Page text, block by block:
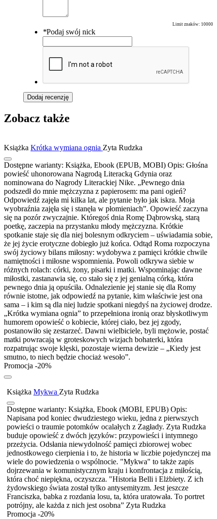
Limit znaków: 10000
*Podaj swój nick
Dodaj recenzję
Zobacz także
Książka Krótka wymiana ognia Zyta Rudzka
Dostępne warianty: Książka, Ebook (EPUB, MOBI) Opis: Głośna
powieść uhonorowana Nagrodą Literacką Gdynia oraz
nominowana do Nagrody Literackiej Nike. „Pewnego dnia
podszedł do mnie mężczyzna z papierosem: ma pani ogień?
Odpowiedź zajęła mi kilka lat, ale pytanie było jak iskra. Moja
wyobraźnia zajęła się i stanęła w płomieniach”. Opowieść zaczyna
się na pozór zwyczajnie. Któregoś dnia Romę Dąbrowską, starą
poetkę, zaczepia na przystanku młody mężczyzna. Krótkie
spotkanie staje się dla niej bolesnym odkryciem – uświadamia sobie,
że jej życie erotyczne dobiegło już końca. Odtąd Roma rozpoczyna
swój życiowy bilans miłosny: wydobywa z pamięci krótkie chwile
namiętności i miłosne wspomnienia. Powoli odkrywa siebie w
różnych rolach: córki, żony, pisarki i matki. Wspominając dawne
miłostki, zastanawia się, co stało się z jej genialną córką, która
pewnego dnia ją opuściła. Odnalezienie jej stanie się dla Romy
równie istotne, jak odpowiedź na pytanie, kim właściwie jest ona
sama – i kim są dla niej ludzie spotkani niegdyś na życiowej drodze.
„Krótka wymiana ognia” to przepełniona ironią oraz błyskotliwym
humorem opowieść o kobiecie, której ciało, bez jej zgody,
postanowiło się zestarzeć. Dawni wielbiciele, byli mężowie, postać
matki powracają w groteskowych wizjach bohaterki, która
rozpatrując swoje klęski, pozostaje wierna dewizie – „Kiedy jest
smutno, to niech będzie chociaż wesoło”.
Promocja -20%
Książka Mykwa Zyta Rudzka
Dostępne warianty: Książka, Ebook (MOBI, EPUB) Opis:
Napisana pod koniec dwudziestego wieku, jedna z pierwszych
powieści o traumie potomków ocalałych z Zagłady. Zyta Rudzka
buduje opowieść z dwóch języków: przypowieści i intymnego
przeżycia. Odsłania niewydolność pamięci zbiorowej wobec
jednostkowego cierpienia i to, że historia w liczbie pojedynczej ma
wiele do powiedzenia o wspólnocie. "Mykwa" to także zapis
dojrzewania w komunistycznym kraju i konfrontacja z miłością,
która choć niepiękna, oczyszcza. "Historia Belli i Elżbiety. Z ich
żydowskiego świata został tylko antysemityzm. Jest jeszcze
Franciszka, babka z rozdania losu, ta, która uratowała. To portret
potrójny, ale każda z nich jest osobna” Zyta Rudzka
Promocja -20%